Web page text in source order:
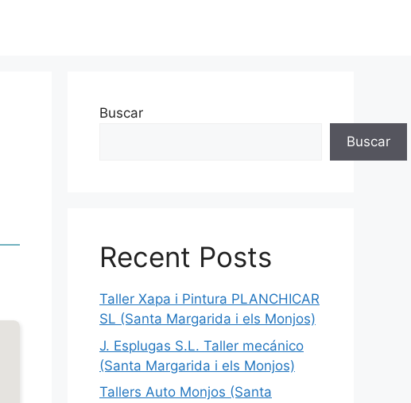
Buscar
Buscar
Recent Posts
Taller Xapa i Pintura PLANCHICAR
SL (Santa Margarida i els Monjos)
J. Esplugas S.L. Taller mecánico
(Santa Margarida i els Monjos)
Tallers Auto Monjos (Santa